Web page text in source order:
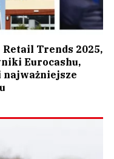
Trends 2025,
Eurocashu,
najważniejsze